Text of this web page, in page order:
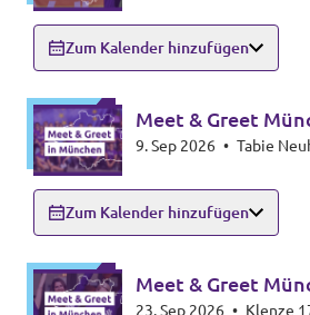
Impressum
Kontakt
Zum Kalender hinzufügen
Meet & Greet
9. Sep 2026 •
Zum Kalender hinzufügen
Meet & Greet
23. Sep 2026 • Klenze